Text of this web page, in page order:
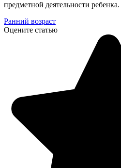
предметной деятельности ребенка.
Ранний возраст
Оцените статью